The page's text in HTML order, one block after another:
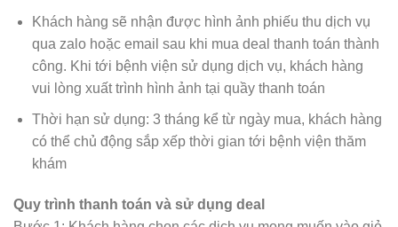
Khách hàng sẽ nhận được hình ảnh phiếu thu dịch vụ
qua zalo hoặc email sau khi mua deal thanh toán thành
công. Khi tới bệnh viện sử dụng dịch vụ, khách hàng
vui lòng xuất trình hình ảnh tại quầy thanh toán
Thời hạn sử dụng: 3 tháng kể từ ngày mua, khách hàng
có thể chủ động sắp xếp thời gian tới bệnh viện thăm
khám
Quy trình thanh toán và sử dụng deal